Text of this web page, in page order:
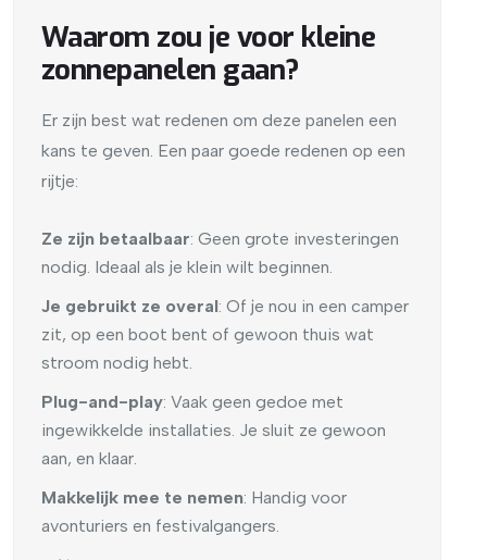
Waarom zou je voor kleine
zonnepanelen gaan?
Er zijn best wat redenen om deze panelen een
kans te geven. Een paar goede redenen op een
rijtje:
Ze zijn betaalbaar: Geen grote investeringen
nodig. Ideaal als je klein wilt beginnen.
Je gebruikt ze overal: Of je nou in een camper
zit, op een boot bent of gewoon thuis wat
stroom nodig hebt.
Plug-and-play: Vaak geen gedoe met
ingewikkelde installaties. Je sluit ze gewoon
aan, en klaar.
Makkelijk mee te nemen: Handig voor
avonturiers en festivalgangers.